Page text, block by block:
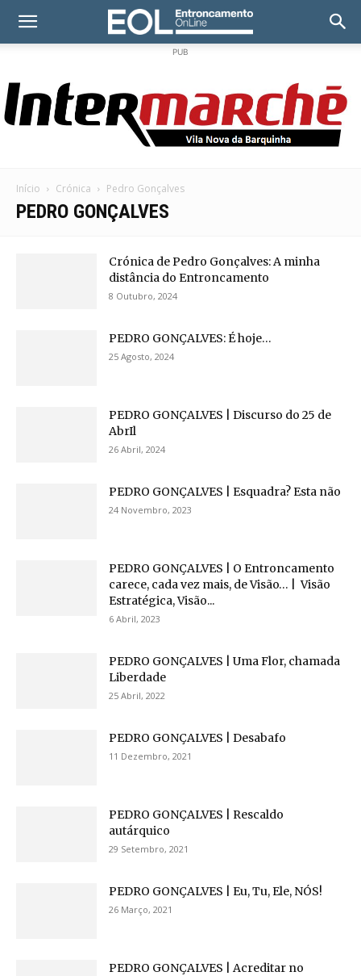
PUB
Início Crónica Pedro Gonçalves
PEDRO GONÇALVES
Crónica de Pedro Gonçalves: A minha
distância do Entroncamento
8 Outubro, 2024
PEDRO GONÇALVES: É hoje…
25 Agosto, 2024
PEDRO GONÇALVES | Discurso do 25 de
AbrIl
26 Abril, 2024
PEDRO GONÇALVES | Esquadra? Esta não
24 Novembro, 2023
PEDRO GONÇALVES | O Entroncamento
carece, cada vez mais, de Visão… | Visão
Estratégica, Visão...
6 Abril, 2023
PEDRO GONÇALVES | Uma Flor, chamada
Liberdade
25 Abril, 2022
PEDRO GONÇALVES | Desabafo
11 Dezembro, 2021
PEDRO GONÇALVES | Rescaldo
autárquico
29 Setembro, 2021
PEDRO GONÇALVES | Eu, Tu, Ele, NÓS!
26 Março, 2021
PEDRO GONÇALVES | Acreditar no